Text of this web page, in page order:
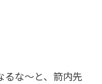
るな～と、箭内先